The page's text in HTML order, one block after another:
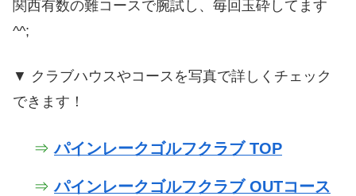
関西有数の難コースで腕試し、毎回玉砕してます
^^;
▼ クラブハウスやコースを写真で詳しくチェック
できます！
⇒パインレークゴルフクラブ TOP
⇒パインレークゴルフクラブ OUTコース